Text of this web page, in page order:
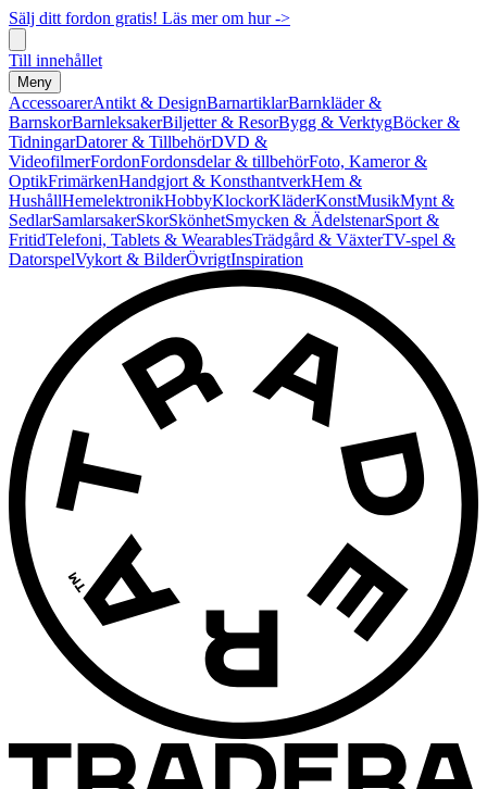
Sälj ditt fordon gratis! Läs mer om hur ->
Till innehållet
Meny
AccessoarerAntikt & DesignBarnartiklarBarnkläder &
BarnskorBarnleksakerBiljetter & ResorBygg & VerktygBöcker &
TidningarDatorer & TillbehörDVD &
VideofilmerFordonFordonsdelar & tillbehörFoto, Kameror &
OptikFrimärkenHandgjort & KonsthantverkHem &
HushållHemelektronikHobbyKlockorKläderKonstMusikMynt &
SedlarSamlarsakerSkorSkönhetSmycken & ÄdelstenarSport &
FritidTelefoni, Tablets & WearablesTrädgård & VäxterTV-spel &
DatorspelVykort & BilderÖvrigtInspiration